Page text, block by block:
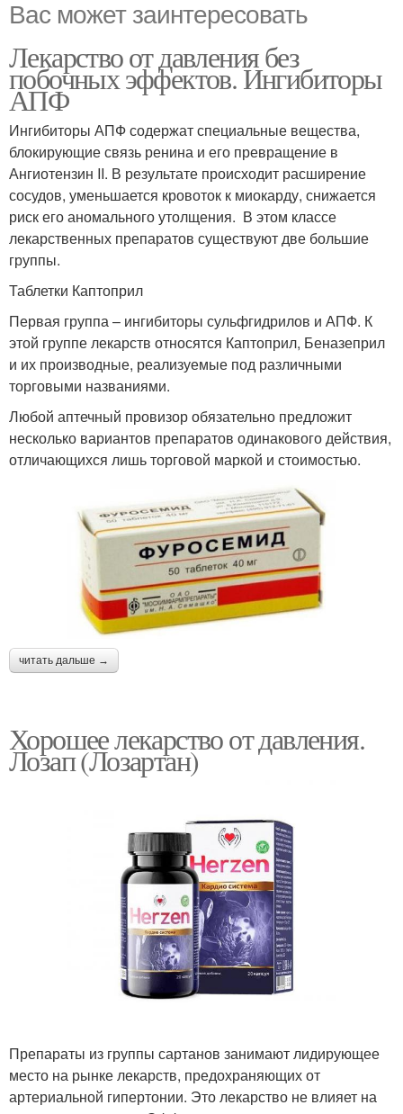
Вас может заинтересовать
Лекарство от давления без
побочных эффектов. Ингибиторы
АПФ
Ингибиторы АПФ содержат специальные вещества,
блокирующие связь ренина и его превращение в
Ангиотензин II. В результате происходит расширение
сосудов, уменьшается кровоток к миокарду, снижается
риск его аномального утолщения. В этом классе
лекарственных препаратов существуют две большие
группы.
Таблетки Каптоприл
Первая группа – ингибиторы сульфгидрилов и АПФ. К
этой группе лекарств относятся Каптоприл, Беназеприл
и их производные, реализуемые под различными
торговыми названиями.
Любой аптечный провизор обязательно предложит
несколько вариантов препаратов одинакового действия,
отличающихся лишь торговой маркой и стоимостью.
читать дальше →
Хорошее лекарство от давления.
Лозап (Лозартан)
Препараты из группы сартанов занимают лидирующее
место на рынке лекарств, предохраняющих от
артериальной гипертонии. Это лекарство не влияет на